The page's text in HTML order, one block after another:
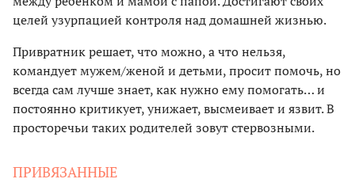
целей узурпацией контроля над домашней жизнью.
Привратник решает, что можно, а что нельзя,
командует мужем/женой и детьми, просит помочь, но
всегда сам лучше знает, как нужно ему помогать… и
постоянно критикует, унижает, высмеивает и язвит. В
просторечьи таких родителей зовут стервозными.
ПРИВЯЗАННЫЕ